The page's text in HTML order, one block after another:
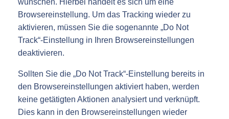
wünschen. Hierbei handelt es sich um eine
Browsereinstellung. Um das Tracking wieder zu
aktivieren, müssen Sie die sogenannte „Do Not
Track“-Einstellung in Ihren Browsereinstellungen
deaktivieren.
Sollten Sie die „Do Not Track“-Einstellung bereits in
den Browsereinstellungen aktiviert haben, werden
keine getätigten Aktionen analysiert und verknüpft.
Dies kann in den Browsereinstellungen wieder